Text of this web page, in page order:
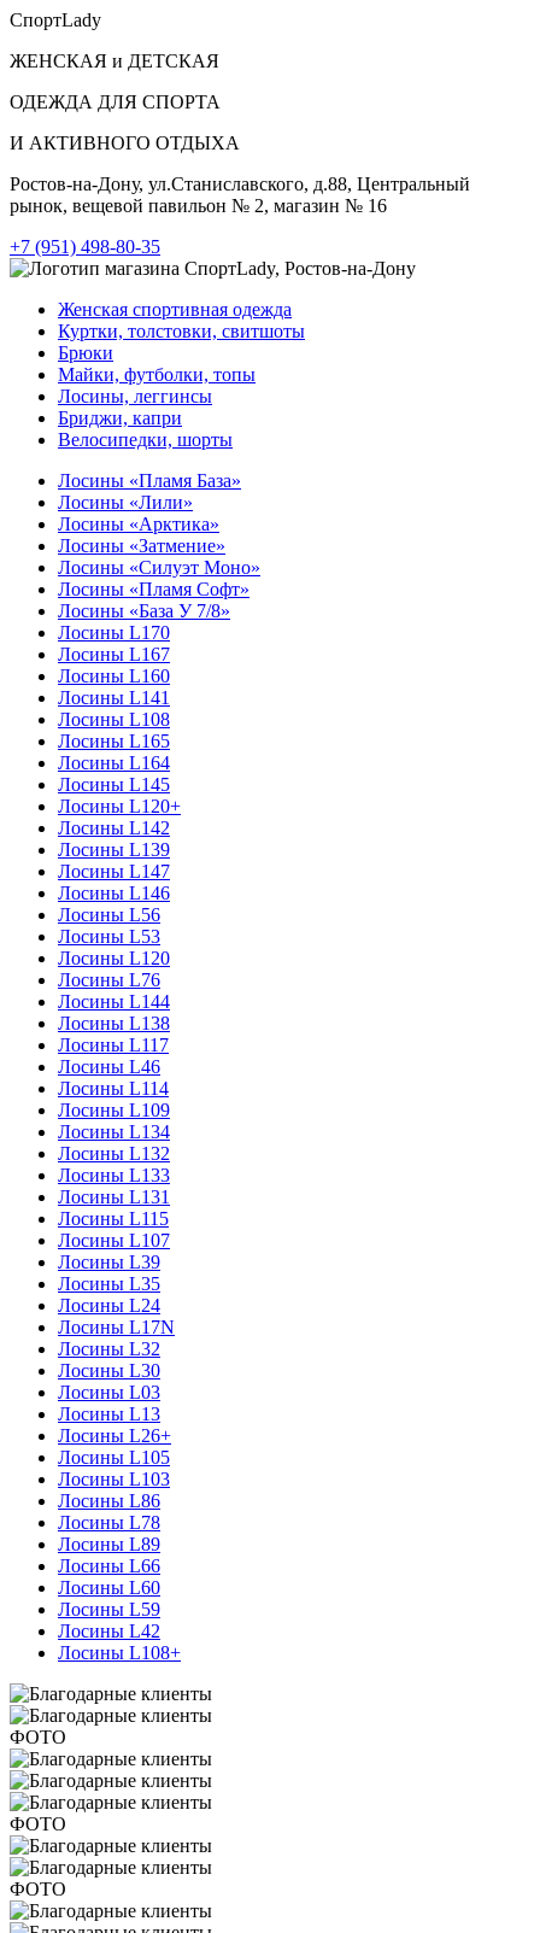
СпортLady
ЖЕНСКАЯ и ДЕТСКАЯ
ОДЕЖДА ДЛЯ СПОРТА
И АКТИВНОГО ОТДЫХА
Ростов-на-Дону, ул.Станиславского, д.88, Центральный
рынок, вещевой павильон № 2, магазин № 16
+7 (951) 498-80-35
Женская спортивная одежда
Куртки, толстовки, свитшоты
Брюки
Майки, футболки, топы
Лосины, леггинсы
Бриджи, капри
Велосипедки, шорты
Лосины «Пламя База»
Лосины «Лили»
Лосины «Арктика»
Лосины «Затмение»
Лосины «Силуэт Моно»
Лосины «Пламя Софт»
Лосины «База У 7/8»
Лосины L170
Лосины L167
Лосины L160
Лосины L141
Лосины L108
Лосины L165
Лосины L164
Лосины L145
Лосины L120+
Лосины L142
Лосины L139
Лосины L147
Лосины L146
Лосины L56
Лосины L53
Лосины L120
Лосины L76
Лосины L144
Лосины L138
Лосины L117
Лосины L46
Лосины L114
Лосины L109
Лосины L134
Лосины L132
Лосины L133
Лосины L131
Лосины L115
Лосины L107
Лосины L39
Лосины L35
Лосины L24
Лосины L17N
Лосины L32
Лосины L30
Лосины L03
Лосины L13
Лосины L26+
Лосины L105
Лосины L103
Лосины L86
Лосины L78
Лосины L89
Лосины L66
Лосины L60
Лосины L59
Лосины L42
Лосины L108+
ФОТО
ФОТО
ФОТО